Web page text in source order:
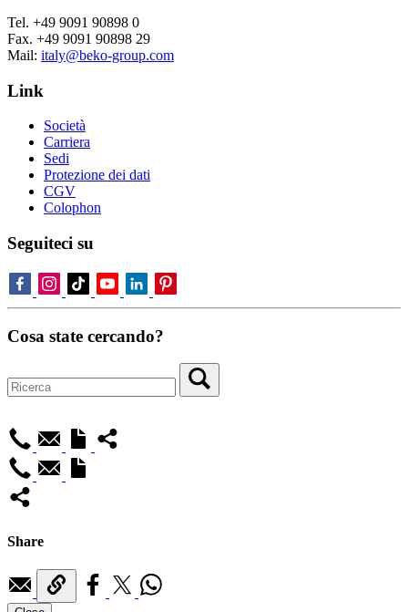
Tel. +49 9091 90898 0
Fax. +49 9091 90898 29
Mail: italy@beko-group.com
Link
Società
Carriera
Sedi
Protezione dei dati
CGV
Colophon
Seguiteci su
Cosa state cercando?
Share